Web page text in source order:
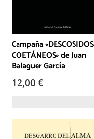
Campaña «DESCOSIDOS
COETÁNEOS» de Juan
Balaguer García
12,00 €